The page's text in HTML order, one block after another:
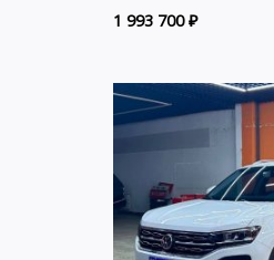
1 993 700₽